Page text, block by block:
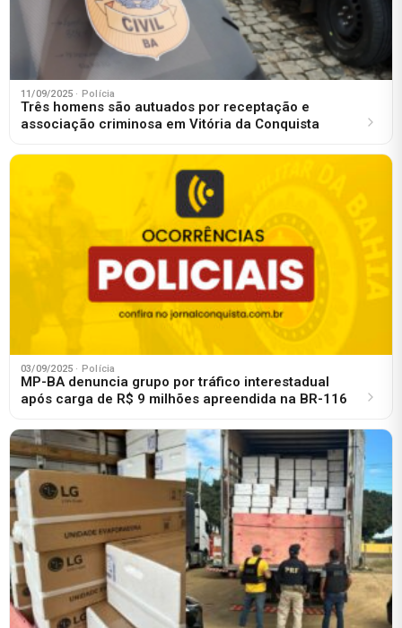
11/09/2025 · Polícia
Três homens são autuados por receptação e
associação criminosa em Vitória da Conquista
03/09/2025 · Polícia
MP-BA denuncia grupo por tráfico interestadual
após carga de R$ 9 milhões apreendida na BR-116